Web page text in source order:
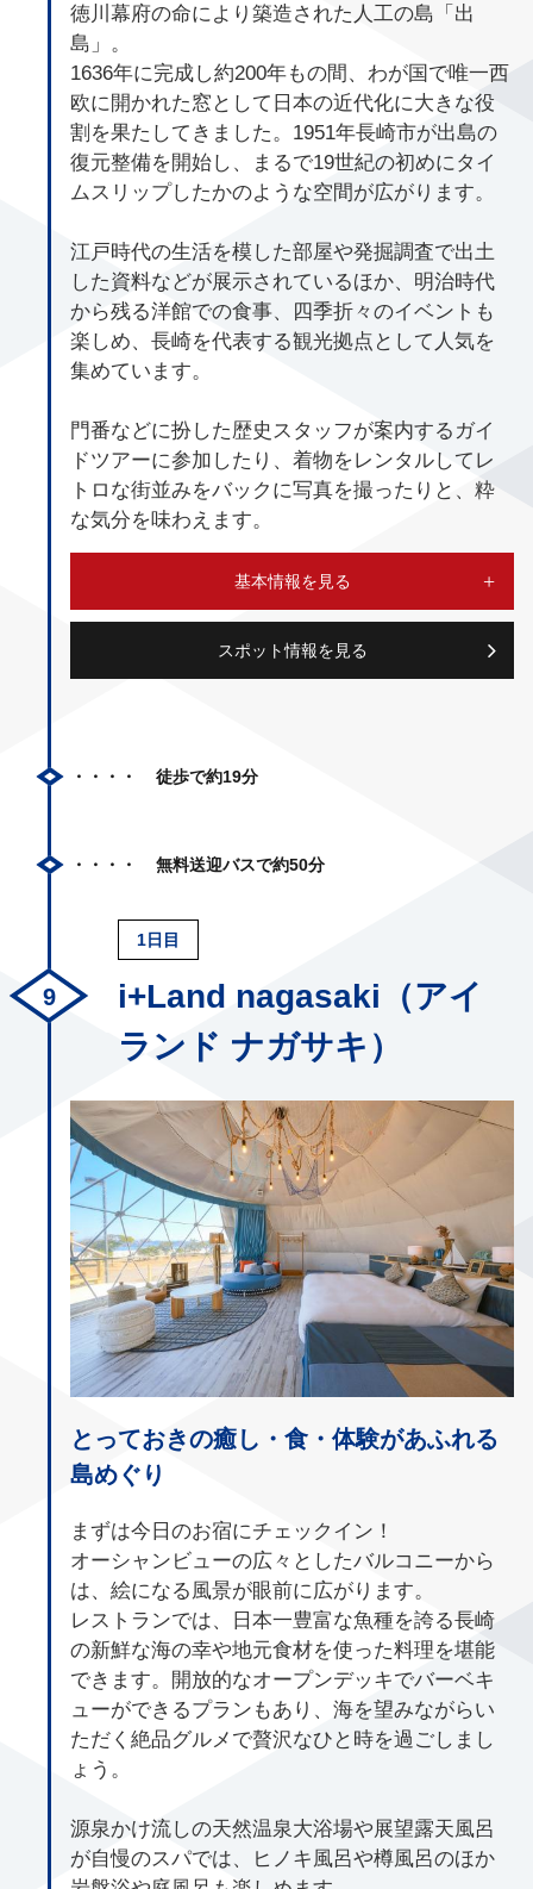
徳川幕府の命により築造された人工の島「出
島」。
1636年に完成し約200年もの間、わが国で唯一西
欧に開かれた窓として日本の近代化に大きな役
割を果たしてきました。1951年長崎市が出島の
復元整備を開始し、まるで19世紀の初めにタイ
ムスリップしたかのような空間が広がります。
江戸時代の生活を模した部屋や発掘調査で出土
した資料などが展示されているほか、明治時代
から残る洋館での食事、四季折々のイベントも
楽しめ、長崎を代表する観光拠点として人気を
集めています。
門番などに扮した歴史スタッフが案内するガイ
ドツアーに参加したり、着物をレンタルしてレ
トロな街並みをバックに写真を撮ったりと、粋
な気分を味わえます。
基本情報を見る
スポット情報を見る
徒歩で約19分
無料送迎バスで約50分
1日目
i+Land nagasaki（アイ
ランド ナガサキ）
とっておきの癒し・食・体験があふれる
島めぐり
まずは今日のお宿にチェックイン！
オーシャンビューの広々としたバルコニーから
は、絵になる風景が眼前に広がります。
レストランでは、日本一豊富な魚種を誇る長崎
の新鮮な海の幸や地元食材を使った料理を堪能
できます。開放的なオープンデッキでバーベキ
ューができるプランもあり、海を望みながらい
ただく絶品グルメで贅沢なひと時を過ごしまし
ょう。
源泉かけ流しの天然温泉大浴場や展望露天風呂
が自慢のスパでは、ヒノキ風呂や樽風呂のほか